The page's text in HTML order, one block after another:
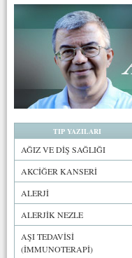
TIP YAZILARI
AĞIZ VE DİŞ SAĞLIĞI
AKCİĞER KANSERİ
ALERJİ
ALERJİK NEZLE
AŞI TEDAVİSİ
(İMMUNOTERAPİ)